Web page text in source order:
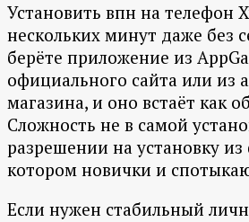
Установить впн на телефон
нескольких минут даже без
берёте приложение из
официального сайта или из
магазина, и оно встаёт как
Сложность не в самой
разрешении на установку из
котором новички и
Если нужен стабильный